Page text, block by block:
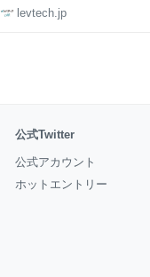
に聞く【フォーカス】 -
levtech.jp
公式Twitter
公式アカウント
ホットエントリー